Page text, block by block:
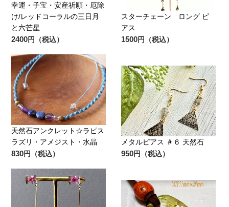
幸運・子宝・安産祈願・厄除
け/レッドコーラルの三日月
と六芒星
2400円（税込）
スターチェーン ロング ピ
アス
1500円（税込）
天然石アンクレット☆ラピス
ラズリ・アメジスト・水晶
830円（税込）
メタルピアス ＃６ 天然石
950円（税込）